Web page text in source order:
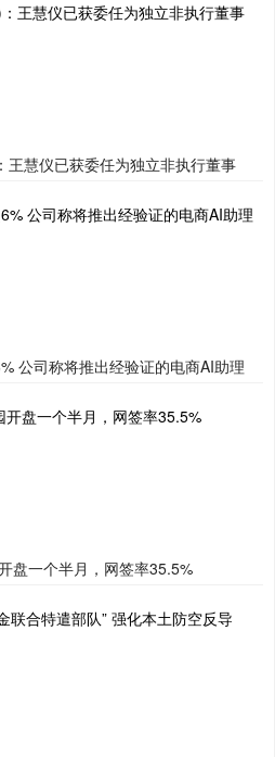
慧仪已获委任为独立非执行董事
公司称将推出经验证的电商AI助理
盘一个半月，网签率35.5%